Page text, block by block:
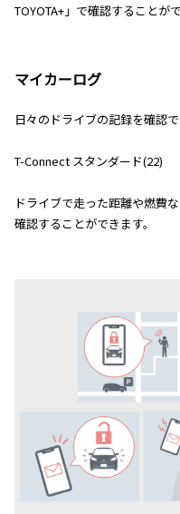
TOYOTA+」で確認することがで
マイカーログ
日々のドライブの記録を確認で
T-Connect スタンダード(22)
ドライブで走った距離や燃費
確認することができます。